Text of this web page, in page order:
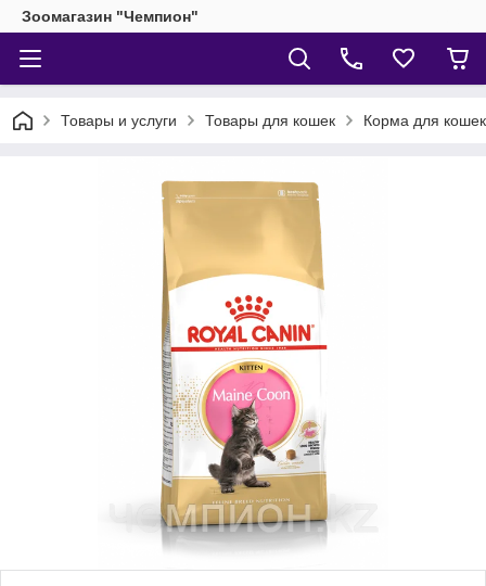
Зоомагазин "Чемпион"
Товары и услуги Товары для кошек Корма для кошек